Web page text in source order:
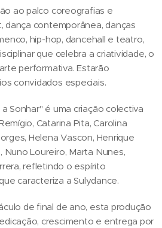
ao palco coreografias e
dança contemporânea, danças
hip-hop, dancehall e teatro,
que celebra a criatividade, o
performativa. Estarão
convidados especiais.
Sonhar" é uma criação colectiva
Catarina Pita, Carolina
Helena Vascon, Henrique
Nuno Loureiro, Marta Nunes,
refletindo o espírito
caracteriza a Sulydance.
de final de ano, esta produção
crescimento e entrega por